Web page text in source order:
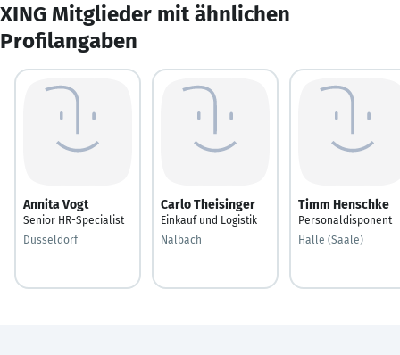
XING Mitglieder mit ähnlichen
Profilangaben
Annita Vogt
Senior HR-Specialist
Düsseldorf
Carlo Theisinger
Einkauf und Logistik
Nalbach
Timm Henschke
Personaldisponent
Halle (Saale)